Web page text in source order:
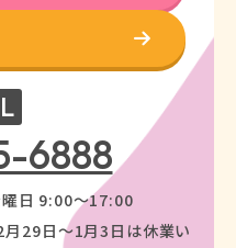
6888
曜日 9:00〜17:00
月29日〜1月3日は休業い